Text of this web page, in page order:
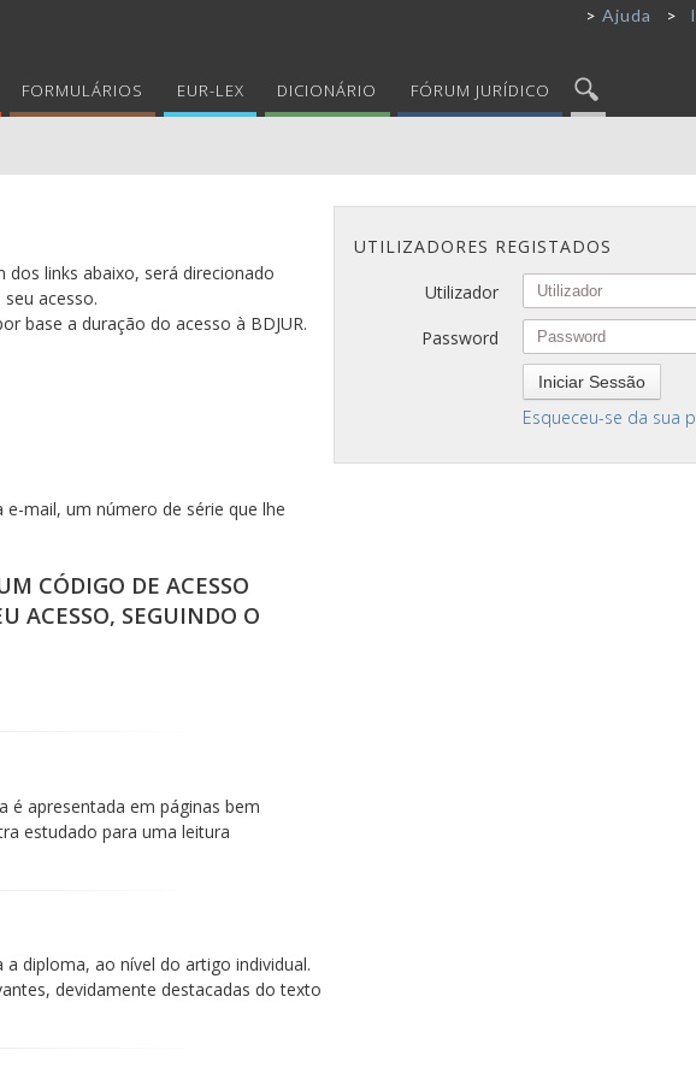
Ajuda
FORMULÁRIOS EUR-LEX DICIONÁRIO FÓRUM JURÍDICO
UTILIZADORES REGISTADOS
Utilizador
Password
Iniciar Sessão
Esqueceu-se da sua
dos links abaixo, será direcionado
acesso.
base a duração do acesso à BDJUR.
mail, um número de série que lhe
CÓDIGO DE ACESSO
ACESSO, SEGUINDO O
é apresentada em páginas bem
estudado para uma leitura
diploma, ao nível do artigo individual.
devidamente destacadas do texto